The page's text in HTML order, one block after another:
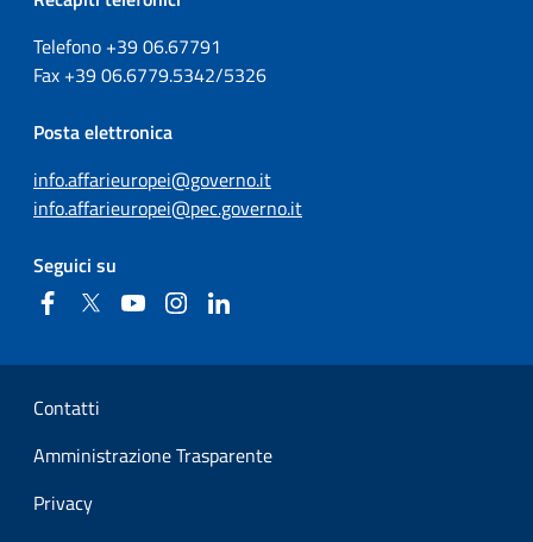
Telefono +3906.67791
Fax +3906.6779.5342/5326
Posta elettronica
info.affarieuropei@governo.it
info.affarieuropei@pec.governo.it
Seguici su
FacebookTwitter YouTubeInstagram
Sezione Link Utili
Contatti
Amministrazione Trasparente
Privacy